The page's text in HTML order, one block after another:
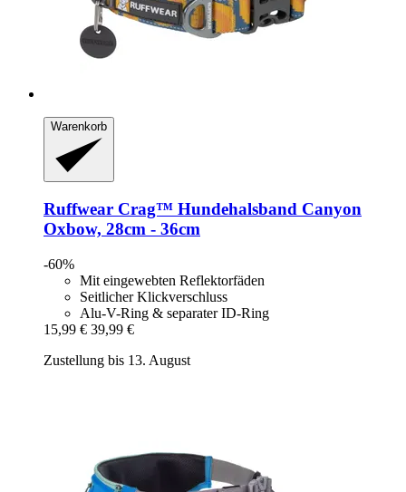
Warenkorb
Ruffwear Crag™ Hundehalsband Canyon
Oxbow, 28cm -​ 36cm
-60%
Mit eingewebten Reflektorfäden
Seitlicher Klickverschluss
Alu-V-Ring & separater ID-Ring
15,99 € 39,99 €
Zustellung bis 13. August